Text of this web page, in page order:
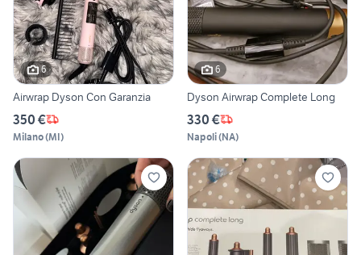
6
Airwrap Dyson Con Garanzia
350 €
Milano(MI)
6
Dyson Airwrap Complete Long
330 €
Napoli(NA)